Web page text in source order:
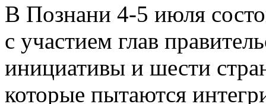
В Познани 4-5 июля
с участием глав
инициативы и шести
которые пытаются